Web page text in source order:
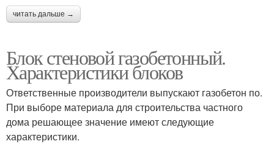
читать дальше →
Блок стеновой газобетонный.
Характеристики блоков
Ответственные производители выпускают газобетон по.
При выборе материала для строительства частного
дома решающее значение имеют следующие
характеристики.